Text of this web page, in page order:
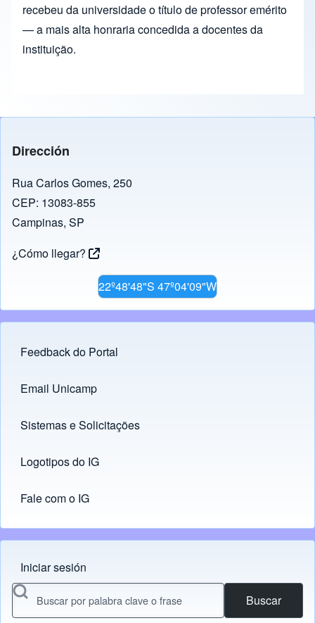
recebeu da universidade o título de professor emérito
— a mais alta honraria concedida a docentes da
instituição.
Dirección
Rua Carlos Gomes, 250
CEP: 13083-855
Campinas, SP
¿Cómo llegar?
22º48'48"S 47º04'09"W
Footer menu
Feedback do Portal
Links
Email Unicamp
(opens in new tab)
Sistemas e Solicitações
(opens in new tab)
Logotipos do IG
(opens in new tab)
Fale com o IG
Menu do usuário
Iniciar sesión
Buscar